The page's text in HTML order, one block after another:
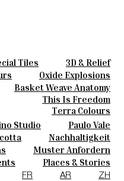
Tiles
3D & Relief
Parquet Bisque
Studio
Elisa Passino
Paulo Vale
Oxide Explosions
Vintage Metallics
Dry Colours
Terra Colours
Basket Weave Anatomy
This Is Freedom
Studio Paulo Vale
Nachhaltigkeit
Vermächtnis
Muster Anfordern
Kaufmöglichkeiten
Spezifikationen
Places & Stories
Inspiration & Culture
FR AR ZH